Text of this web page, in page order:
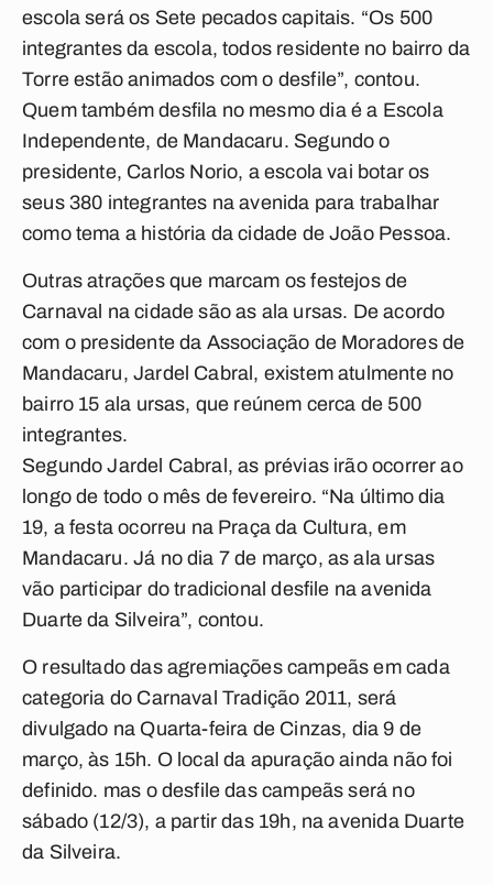
escola será os Sete pecados capitais. “Os 500
integrantes da escola, todos residente no bairro da
Torre estão animados com o desfile”, contou.
Quem também desfila no mesmo dia é a Escola
Independente, de Mandacaru. Segundo o
presidente, Carlos Norio, a escola vai botar os
seus 380 integrantes na avenida para trabalhar
como tema a história da cidade de João Pessoa.
Outras atrações que marcam os festejos de
Carnaval na cidade são as ala ursas. De acordo
com o presidente da Associação de Moradores de
Mandacaru, Jardel Cabral, existem atulmente no
bairro 15 ala ursas, que reúnem cerca de 500
integrantes.
Segundo Jardel Cabral, as prévias irão ocorrer ao
longo de todo o mês de fevereiro. “Na último dia
19, a festa ocorreu na Praça da Cultura, em
Mandacaru. Já no dia 7 de março, as ala ursas
vão participar do tradicional desfile na avenida
Duarte da Silveira”, contou.
O resultado das agremiações campeãs em cada
categoria do Carnaval Tradição 2011, será
divulgado na Quarta-feira de Cinzas, dia 9 de
março, às 15h. O local da apuração ainda não foi
definido. mas o desfile das campeãs será no
sábado (12/3), a partir das 19h, na avenida Duarte
da Silveira.